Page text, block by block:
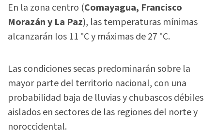
En la zona centro (Comayagua, Francisco
Morazán y La Paz), las temperaturas mínimas
alcanzarán los 11 °C y máximas de 27 °C.
Las condiciones secas predominarán sobre la
mayor parte del territorio nacional, con una
probabilidad baja de lluvias y chubascos débiles
aislados en sectores de las regiones del norte y
noroccidental.